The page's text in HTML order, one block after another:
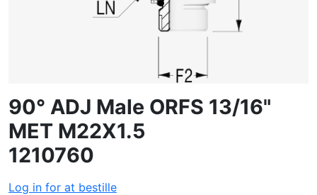
UDGÅENDE VARER
90° ADJ Male ORFS 13/16"
MET M22X1.5
1210760
Log in for at bestille